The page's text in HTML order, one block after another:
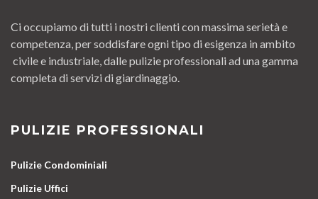
Ci occupiamo di tutti i nostri clienti con massima serietà e
competenza, per soddisfare ogni tipo di esigenza in ambito
civile e industriale, dalle pulizie professionali ad una gamma
completa di servizi di giardinaggio.
PULIZIE PROFESSIONALI
Pulizie Condominiali
Pulizie Uffici